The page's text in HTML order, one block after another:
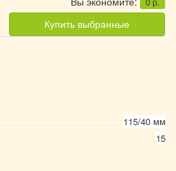
Купить выбранные
115/40 мм
15